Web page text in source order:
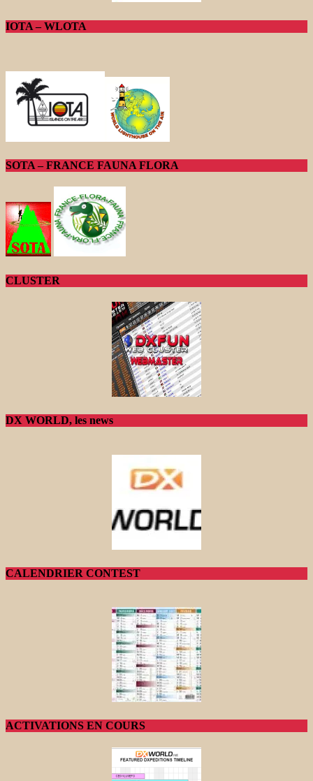
IOTA – WLOTA
SOTA – FRANCE FAUNA FLORA
CLUSTER
DX WORLD, les news
CALENDRIER CONTEST
ACTIVATIONS EN COURS